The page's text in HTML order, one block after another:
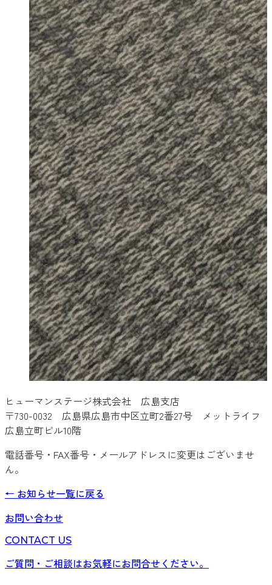
ヒューマンステージ株式会社 広島支店
〒730-0032 広島県広島市中区立町2番27号 メットライフ
広島立町ビル10階
電話番号・FAX番号・メールアドレスに変更はございませ
ん。
← お知らせ一覧に戻る
お問い合わせ
CONTACT US
ご質問・ご相談はお気軽にお問合せください。